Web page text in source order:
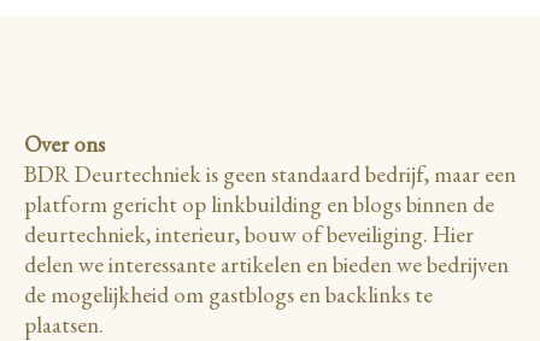
Over ons
BDR Deurtechniek is geen standaard bedrijf, maar een
platform gericht op linkbuilding en blogs binnen de
deurtechniek, interieur, bouw of beveiliging. Hier
delen we interessante artikelen en bieden we bedrijven
de mogelijkheid om gastblogs en backlinks te
plaatsen.